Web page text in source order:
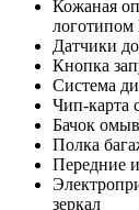
Кожаная
логотипом
Датчики
Кнопка
Система
Чип-карта
Бачок
Полка
Передние
зеркал